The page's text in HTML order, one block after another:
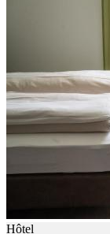
Hôtel